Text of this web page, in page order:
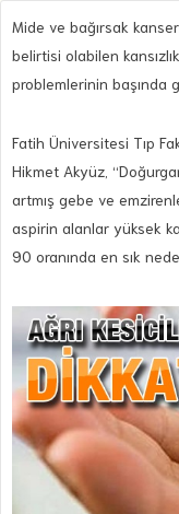
Mide ve bağırsak
belirtisi olabilen
problemlerinin başında
Fatih Üniversitesi Tıp
Hikmet Akyüz,
artmış gebe ve
aspirin alanlar yüksek
90 oranında en sık